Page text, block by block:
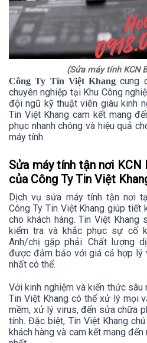
(Sửa máy tính KCN
Công Ty Tin Việt Khang cung
chuyên nghiệp tại Khu Công
đội ngũ kỹ thuật viên giàu kinh
Tin Việt Khang cam kết mang
phục nhanh chóng và hiệu quả
máy tính.
Sửa máy tính tận nơi KCN
của Công Ty Tin Việt
Dịch vụ sửa máy tính tận nơi
Công Ty Tin Việt Khang giúp
cho khách hàng. Tin Việt
kiểm tra và khắc phục sự cố
Anh/chị gặp phải. Chất lượng
được đảm bảo với giá cả hợp lý
nhất có thể.
Với kinh nghiệm và kiến thức
Tin Việt Khang có thể xử lý mọi
mềm, xử lý virus, đến sửa chữa
tính. Đặc biệt, Tin Việt Khang
khách hàng và cam kết mang